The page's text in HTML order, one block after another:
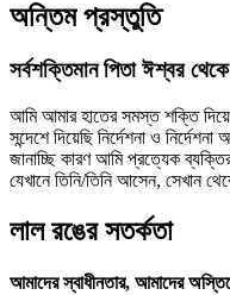
অন্তিম প্রস্তুতি
সর্বশক্তিমান পিতা ঈশ্বর
আমি আমার হাতের সমস্ত শক্তি
সন্দেশে দিয়েছি নির্দেশনা ও
জানাচ্ছি কারণ আমি প্রত্যেক
যেখানে তিনি/তিনি আসেন, সেখান
লাল রঙের সতর্কতা
আমাদের স্বাধীনতার, আমাদের